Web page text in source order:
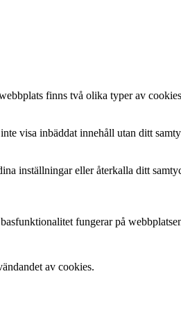
finns två olika typer av
visa inbäddat innehåll utan ditt
inställningar eller återkalla ditt
fungerar på
av cookies.